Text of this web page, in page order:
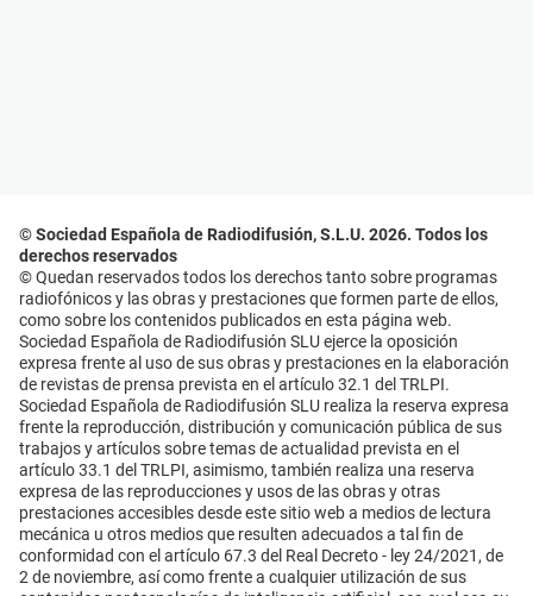
© Sociedad Española de Radiodifusión, S.L.U. 2026. Todos los
derechos reservados
© Quedan reservados todos los derechos tanto sobre programas
radiofónicos y las obras y prestaciones que formen parte de ellos,
como sobre los contenidos publicados en esta página web.
Sociedad Española de Radiodifusión SLU ejerce la oposición
expresa frente al uso de sus obras y prestaciones en la elaboración
de revistas de prensa prevista en el artículo 32.1 del TRLPI.
Sociedad Española de Radiodifusión SLU realiza la reserva expresa
frente la reproducción, distribución y comunicación pública de sus
trabajos y artículos sobre temas de actualidad prevista en el
artículo 33.1 del TRLPI, asimismo, también realiza una reserva
expresa de las reproducciones y usos de las obras y otras
prestaciones accesibles desde este sitio web a medios de lectura
mecánica u otros medios que resulten adecuados a tal fin de
conformidad con el artículo 67.3 del Real Decreto - ley 24/2021, de
2 de noviembre, así como frente a cualquier utilización de sus